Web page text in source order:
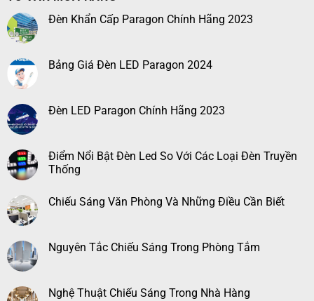
Đèn Khẩn Cấp Paragon Chính Hãng 2023
Bảng Giá Đèn LED Paragon 2024
Đèn LED Paragon Chính Hãng 2023
Điểm Nổi Bật Đèn Led So Với Các Loại Đèn Truyền
Thống
Chiếu Sáng Văn Phòng Và Những Điều Cần Biết
Nguyên Tắc Chiếu Sáng Trong Phòng Tắm
Nghệ Thuật Chiếu Sáng Trong Nhà Hàng